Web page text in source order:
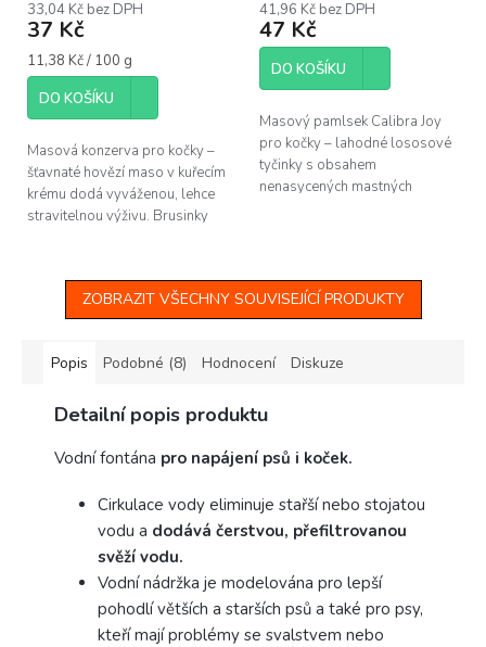
33,04 Kč bez DPH
37 Kč
Měrná
cena:
11,38 Kč / 100 g
DO KOŠÍKU
Masová konzerva pro kočky –
šťavnaté hovězí maso v kuřecím
krému dodá vyváženou, lehce
stravitelnou výživu. Brusinky
41,96 Kč bez DPH
47 Kč
DO KOŠÍKU
Masový pamlsek Calibra Joy
pro kočky – lahodné lososové
tyčinky s obsahem
nenasycených mastných
ZOBRAZIT VŠECHNY SOUVISEJÍCÍ PRODUKTY
Popis Podobné (8) Hodnocení Diskuze
Detailní popis produktu
Vodní fontána pro napájení psů i koček.
Cirkulace vody eliminuje stařší nebo stojatou
vodu a dodává čerstvou, přefiltrovanou
svěží vodu.
Vodní nádržka je modelována pro lepší
pohodlí větších a starších psů a také pro psy,
kteří mají problémy se svalstvem nebo